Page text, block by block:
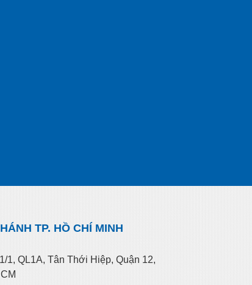
TP. HỒ CHÍ MINH
1, QL1A, Tân Thới Hiệp, Quận 12,